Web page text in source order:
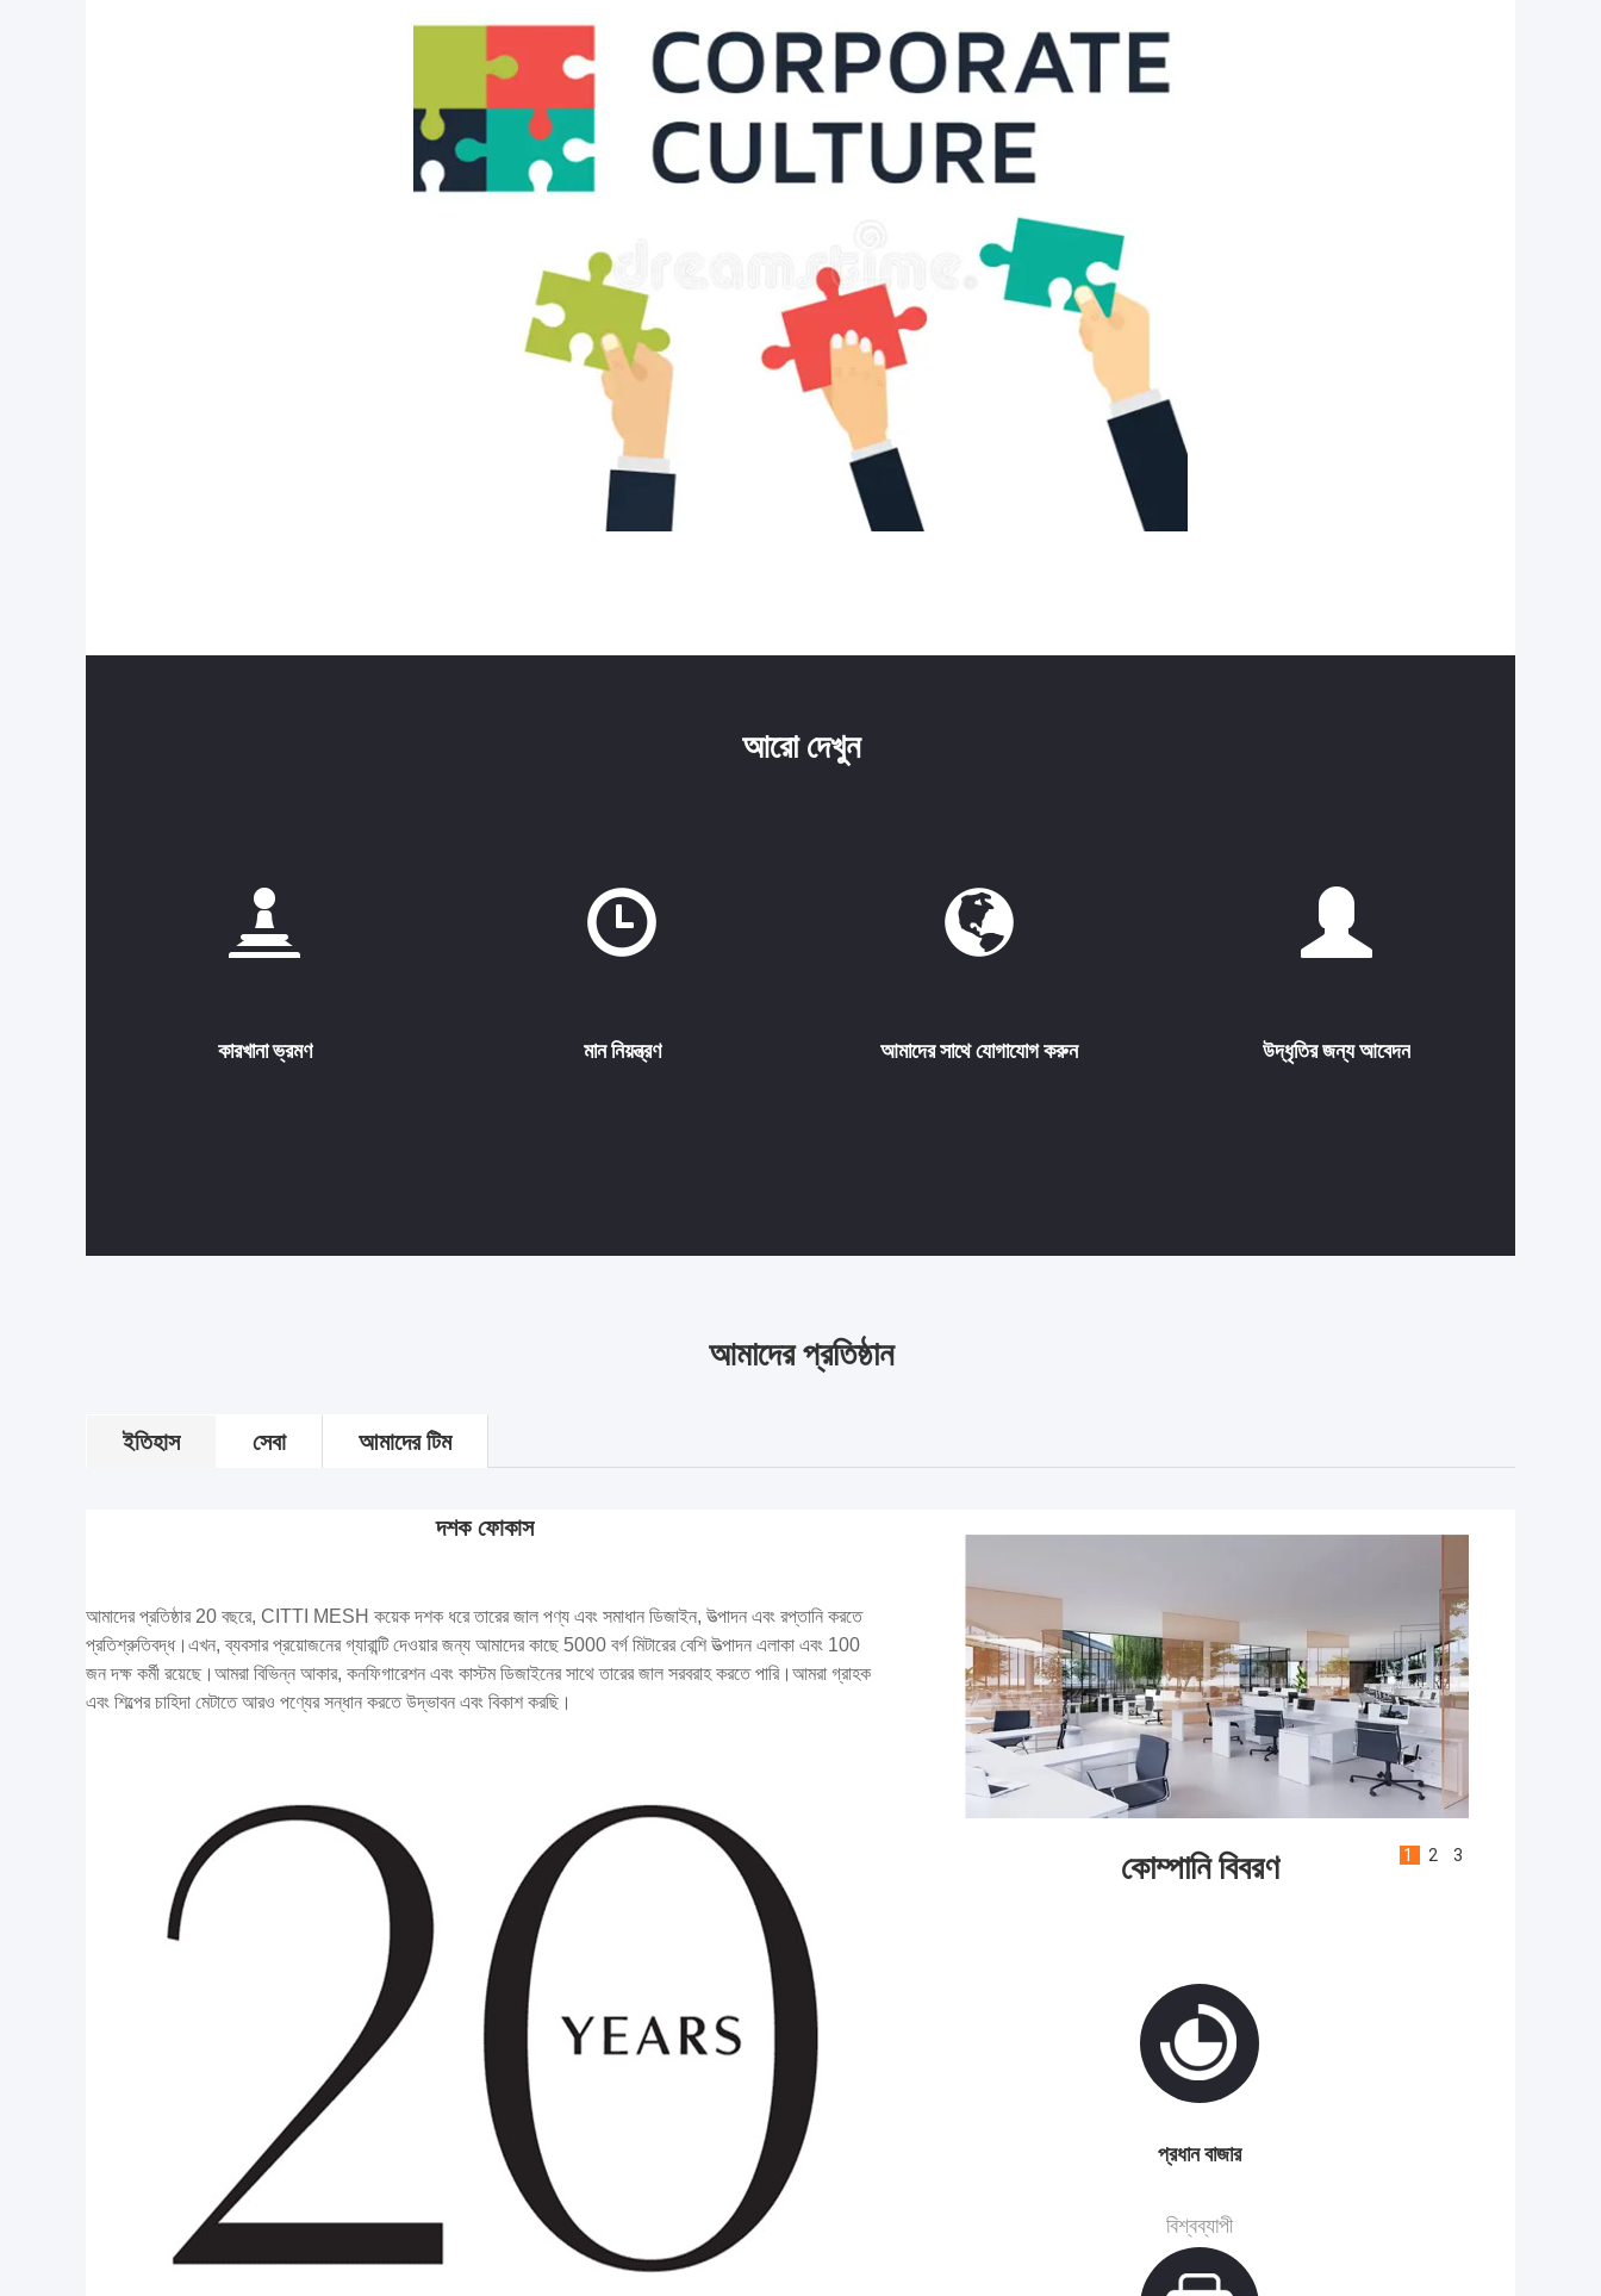
আরো দেখুন
কারখানা ভ্রমণ মান নিয়ন্ত্রণ আমাদের সাথে যোগাযোগ করুন উদ্ধৃতির জন্য আবেদন
আমাদের প্রতিষ্ঠান
ইতিহাস সেবা আমাদের টিম
দশক ফোকাস
আমাদের প্রতিষ্ঠার 20 বছরে, CITTI MESH কয়েক দশক ধরে তারের জাল পণ্য এবং সমাধান ডিজাইন, উত্পাদন এবং রপ্তানি করতে
প্রতিশ্রুতিবদ্ধ।এখন, ব্যবসার প্রয়োজনের গ্যারান্টি দেওয়ার জন্য আমাদের কাছে 5000 বর্গ মিটারের বেশি উত্পাদন এলাকা এবং 100
জন দক্ষ কর্মী রয়েছে।আমরা বিভিন্ন আকার, কনফিগারেশন এবং কাস্টম ডিজাইনের সাথে তারের জাল সরবরাহ করতে পারি।আমরা গ্রাহক
এবং শিল্পের চাহিদা মেটাতে আরও পণ্যের সন্ধান করতে উদ্ভাবন এবং বিকাশ করছি।
1 2 3
কোম্পানি বিবরণ
প্রধান বাজার
বিশ্বব্যাপী